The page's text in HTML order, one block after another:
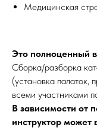
Медицинская
Это полноценный
Сборка/разборка
(установка палаток,
всеми участниками
В зависимости от
инструктор может